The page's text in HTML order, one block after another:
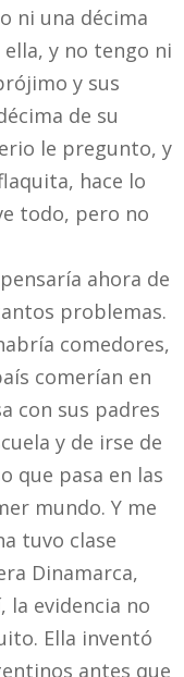
ni una décima
y no tengo ni
y sus
de su
le pregunto, y
hace lo
todo, pero no
ahora de
problemas.
comedores,
comerían en
con sus padres
y de irse de
que pasa en las
mundo. Y me
tuvo clase
Dinamarca,
la evidencia no
Ella inventó
antes que